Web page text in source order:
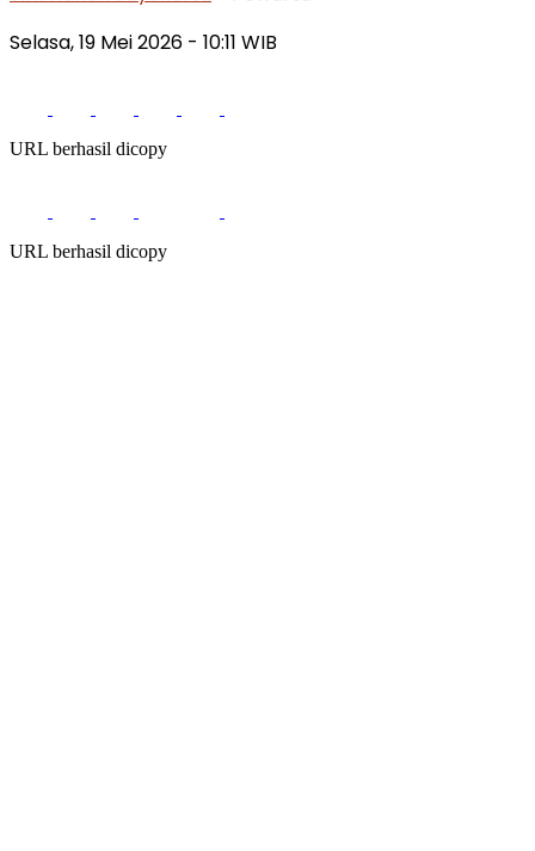
Selasa, 19 Mei 2026 - 10:11 WIB
URL berhasil dicopy
URL berhasil dicopy